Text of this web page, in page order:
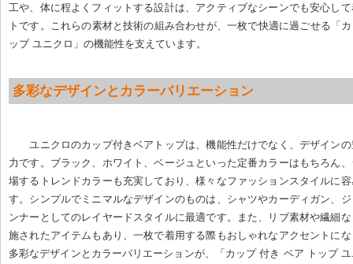
工や、体に程よくフィットする設計は、アクティブなシーンでも安心し
トです。これらの素材と技術の組み合わせが、一枚で快適に過ごせる「
ップ ユニクロ」の機能性を支えています。
多彩なデザインとカラーバリエーション
ユニクロのカップ付きベアトップは、機能性だけでなく、デザイン
力です。ブラック、ホワイト、ベージュといった定番カラーはもちろん
場するトレンドカラーも充実しており、様々なファッションスタイルに
す。シンプルでミニマルなデザインのものは、シャツやカーディガン、
ンナーとしてのレイヤードスタイルに最適です。また、リブ素材や繊細
施されたアイテムもあり、一枚で着用する際もおしゃれなアクセントに
多彩なデザインとカラーバリエーションが、「カップ 付き ベア トップ